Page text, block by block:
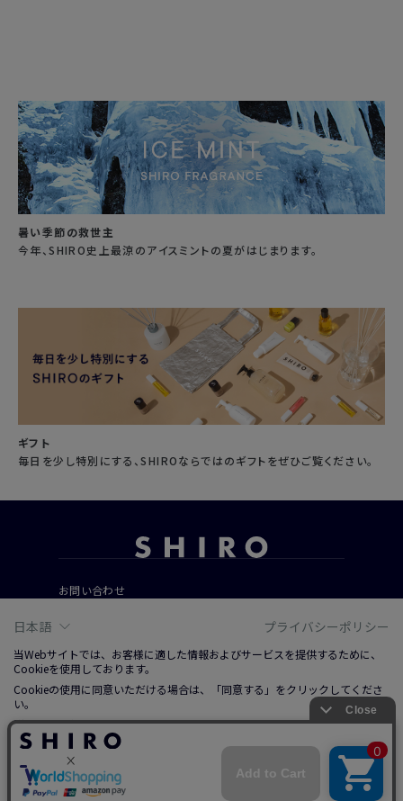
暑い季節の救世主
今年、SHIRO史上最涼のアイスミントの夏がはじまります。
ギフト
毎日を少し特別にする、SHIROならではのギフトをぜひご覧ください。
お問い合わせ
よくあるご質問
会社概要
特定商取引法に基づく表記
プライバシーポリシー
ソーシャルメディアポリシー
日本語 プライバシーポリシー
当Webサイトでは、お客様に適した情報およびサービスを提供するために、
Cookieを使用しております。
Cookieの使用に同意いただける場合は、「同意する」をクリックしてくださ
い。
詳しくは、右上記載プライバシーポリシーリンクまたは「Cookieについて」
をクリックのうえ、ご参照ください。
同意する